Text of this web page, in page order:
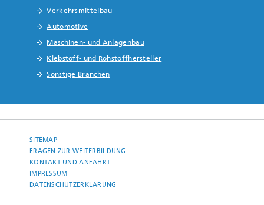
Verkehrsmittelbau
Automotive
Maschinen- und Anlagenbau
Klebstoff- und Rohstoffhersteller
Sonstige Branchen
SITEMAP
FRAGEN ZUR WEITERBILDUNG
KONTAKT UND ANFAHRT
IMPRESSUM
DATENSCHUTZERKLÄRUNG